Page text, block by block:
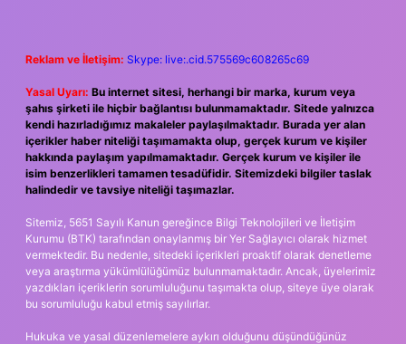
Reklam ve İletişim: Skype: live:.cid.575569c608265c69
Yasal Uyarı: Bu internet sitesi, herhangi bir marka, kurum veya
şahıs şirketi ile hiçbir bağlantısı bulunmamaktadır. Sitede yalnızca
kendi hazırladığımız makaleler paylaşılmaktadır. Burada yer alan
içerikler haber niteliği taşımamakta olup, gerçek kurum ve kişiler
hakkında paylaşım yapılmamaktadır. Gerçek kurum ve kişiler ile
isim benzerlikleri tamamen tesadüfidir. Sitemizdeki bilgiler taslak
halindedir ve tavsiye niteliği taşımazlar.
Sitemiz, 5651 Sayılı Kanun gereğince Bilgi Teknolojileri ve İletişim
Kurumu (BTK) tarafından onaylanmış bir Yer Sağlayıcı olarak hizmet
vermektedir. Bu nedenle, sitedeki içerikleri proaktif olarak denetleme
veya araştırma yükümlülüğümüz bulunmamaktadır. Ancak, üyelerimiz
yazdıkları içeriklerin sorumluluğunu taşımakta olup, siteye üye olarak
bu sorumluluğu kabul etmiş sayılırlar.
Hukuka ve yasal düzenlemelere aykırı olduğunu düşündüğünüz